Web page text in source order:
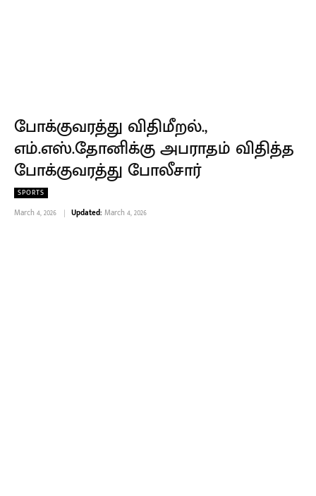
போக்குவரத்து விதிமீறல்.,
எம்.எஸ்.தோனிக்கு அபராதம் விதித்த
போக்குவரத்து போலீசார்
SPORTS
March 4, 2026 Updated: March 4, 2026